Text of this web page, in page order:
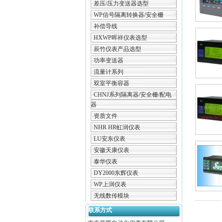
差压/压力变送器选型
WP信号隔离转换器/安全栅
补偿导线
HXWP晖祥仪表选型
辰竹仪表产品选型
功率变送器
流量计系列
双室平衡容器
CHNJ系列隔离器/安全栅/配电
器
资质文件
NHR HR虹润仪表
LU安东仪表
安徽天康仪表
泰华仪表
DY2000东辉仪表
WP上润仪表
无线数传模块
联系方式